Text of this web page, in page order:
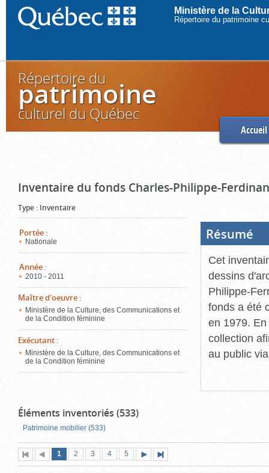
Ministère de la
Répertoire du patrimoine
Répertoire du
patrimoine
culturel du Québec
Accueil
Inventaire du fonds Charles-Philippe-
Type : Inventaire
Portée :
Nationale
Année :
2010 - 2011
Maître d'oeuvre :
Ministère de la Culture, des Communications et
de la Condition féminine
Exécutant :
Ministère de la Culture, des Communications et
de la Condition féminine
Résumé
Cet
dessins
Philippe-
fonds a été
en 1979.
collection
au public
Éléments inventoriés (533)
Patrimoine mobilier (533)
Première
page
Page
précédente
Page
1 (page
actuelle)
Page
2 Page
3 Page
4 Page
5
suivante
page